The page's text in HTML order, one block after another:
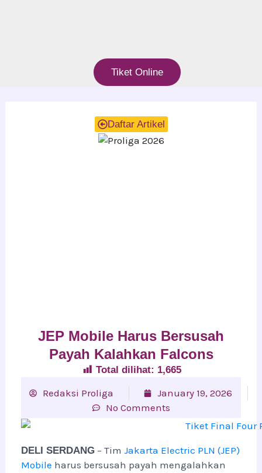
Tiket Online
Daftar Artikel
JEP Mobile Harus Bersusah
Payah Kalahkan Falcons
Total dilihat: 1,665
Redaksi Proliga
January 19, 2026
No Comments
DELI SERDANG – TimJakarta Electric PLN (JEP)
Mobile harus bersusah payah mengalahkan